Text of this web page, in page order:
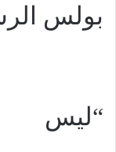
بولس
“ليس